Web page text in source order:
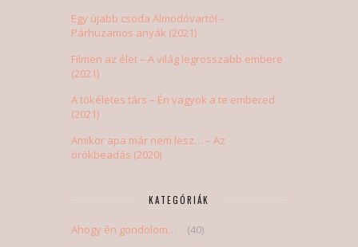
Egy újabb csoda Almodóvartól –
Párhuzamos anyák (2021)
Filmen az élet – A világ legrosszabb embere
(2021)
A tökéletes társ – Én vagyok a te embered
(2021)
Amikor apa már nem lesz… – Az
örökbeadás (2020)
KATEGÓRIÁK
Ahogy én gondolom…
(40)